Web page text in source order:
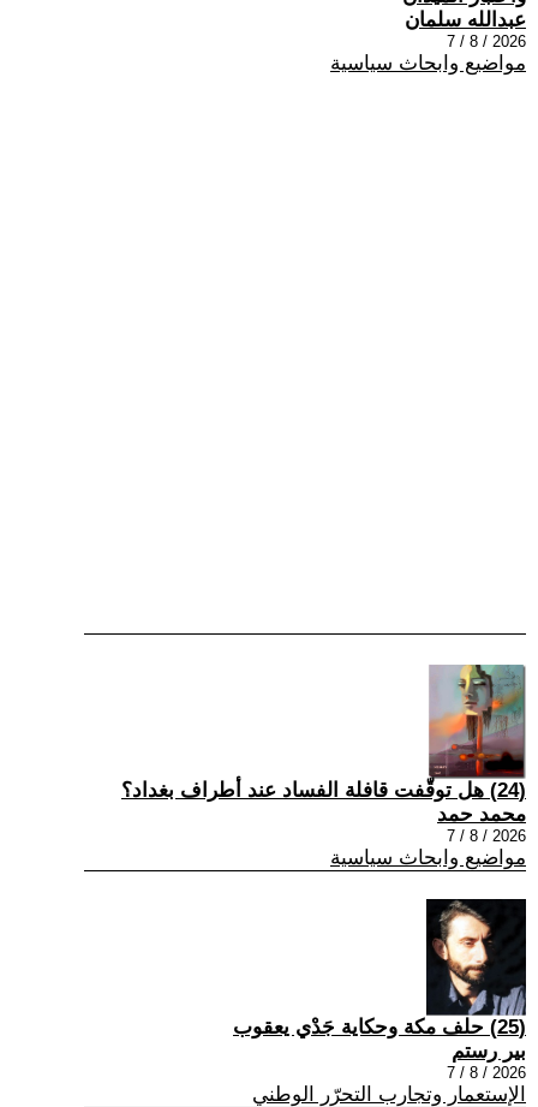
عبدالله سلمان
2026 / 8 / 7
مواضيع وابحاث سياسية
(24) هل توقّفت قافلة الفساد عند أطراف بغداد؟
محمد حمد
2026 / 8 / 7
مواضيع وابحاث سياسية
(25) حلف مكة وحكاية جَدْي يعقوب
بير رستم
2026 / 8 / 7
الإستعمار وتجارب التحرّر الوطني